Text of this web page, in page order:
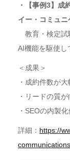
・【事例3】成
イー・コミュ
教育・検定試
AI機能を駆使し
＜成果＞
・成約件数が
・リードの質が
・SEOの内製
詳細： https://